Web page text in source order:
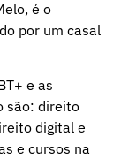
é o
por um casal
e as
são: direito
digital e
e cursos na